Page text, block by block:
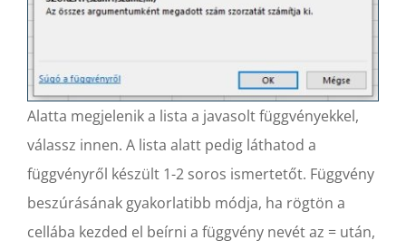
Alatta megjelenik a lista a javasolt függvényekkel,
válassz innen. A lista alatt pedig láthatod a
függvényről készült 1-2 soros ismertetőt. Függvény
beszúrásának gyakorlatibb módja, ha rögtön a
cellába kezded el beírni a függvény nevét az = után,